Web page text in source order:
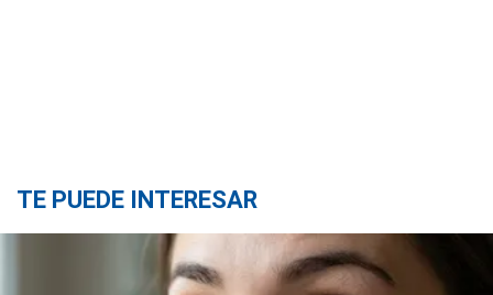
TE PUEDE INTERESAR